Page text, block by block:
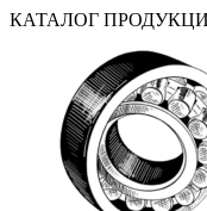
КАТАЛОГ